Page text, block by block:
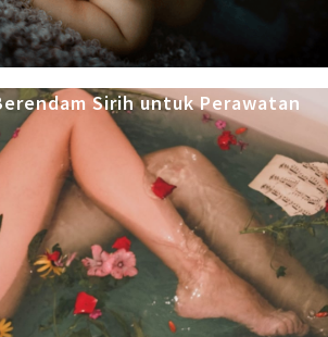
Sirih untuk Perawatan